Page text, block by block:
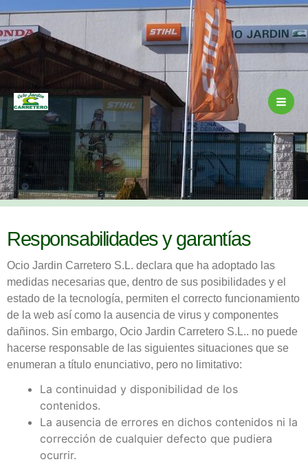
al
contenido
Responsabilidades y garantías
Ocio Jardin Carretero S.L. declara que ha adoptado las
medidas necesarias que, dentro de sus posibilidades y el
estado de la tecnología, permiten el correcto funcionamiento
de la web así como la ausencia de virus y componentes
dañinos. Sin embargo, Ocio Jardin Carretero S.L.. no puede
hacerse responsable de las siguientes situaciones que se
enumeran a título enunciativo, pero no limitativo:
La continuidad y disponibilidad de los
contenidos.
La ausencia de errores en dichos contenidos ni la
corrección de cualquier defecto que pudiera
ocurrir.